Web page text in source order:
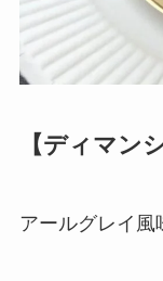
【ディマン
アールグレイ風